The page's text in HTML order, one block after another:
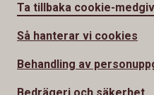
Ta tillbaka cookie-
Så hanterar vi cookies
Behandling av